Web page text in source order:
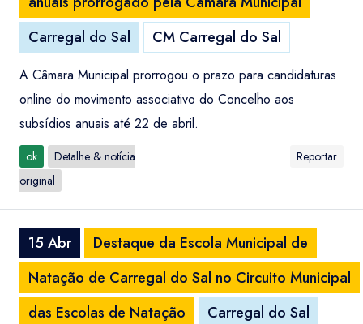
Carregal do Sal
CM Carregal do Sal
A Câmara Municipal prorrogou o prazo para candidaturas
online do movimento associativo do Concelho aos
subsídios anuais até 22 de abril.
ok
Detalhe & notícia
original
Reportar
15 Abr
Destaque da Escola Municipal de
Natação de Carregal do Sal no Circuito Municipal
das Escolas de Natação
Carregal do Sal